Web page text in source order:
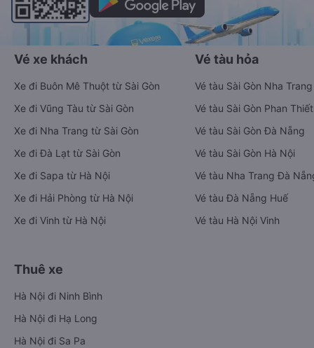
Vé xe khách
Xe đi Buôn Mê Thuột từ Sài Gòn
Xe đi Vũng Tàu từ Sài Gòn
Xe đi Nha Trang từ Sài Gòn
Xe đi Đà Lạt từ Sài Gòn
Xe đi Sapa từ Hà Nội
Xe đi Hải Phòng từ Hà Nội
Xe đi Vinh từ Hà Nội
Vé tàu hỏa
Vé tàu Sài Gòn Nha Trang
Vé tàu Sài Gòn Phan Thiết
Vé tàu Sài Gòn Đà Nẵng
Vé tàu Sài Gòn Hà Nội
Vé tàu Nha Trang Đà
Vé tàu Đà Nẵng Huế
Vé tàu Hà Nội Vinh
Thuê xe
Hà Nội đi Ninh Bình
Hà Nội đi Hạ Long
Hà Nội đi Sa Pa